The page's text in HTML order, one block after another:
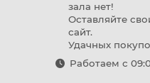
зала нет!
Оставляйте
сайт.
Удачных
Работаем с